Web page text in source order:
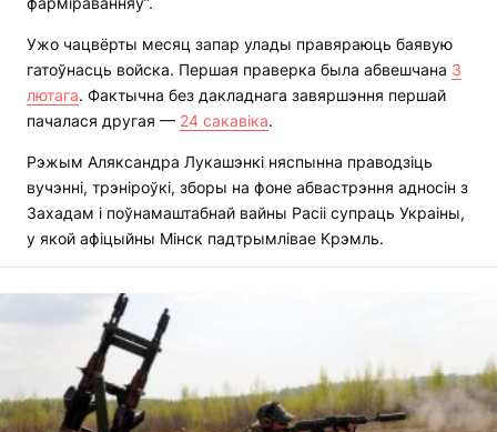
Ужо чацвёрты месяц запар улады правяраюць баявую
гатоўнасць войска. Першая праверка была абвешчана 3
лютага. Фактычна без дакладнага завяршэння першай
пачалася другая — 24 сакавіка.
Рэжым Аляксандра Лукашэнкі няспынна праводзіць
вучэнні, трэніроўкі, зборы на фоне абвастрэння адносін з
Захадам і поўнамаштабнай вайны Расіі супраць Украіны,
у якой афіцыйны Мінск падтрымлівае Крэмль.